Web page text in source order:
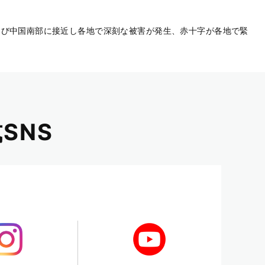
中国南部に接近し各地で深刻な被害が発生、赤十字が各地で緊